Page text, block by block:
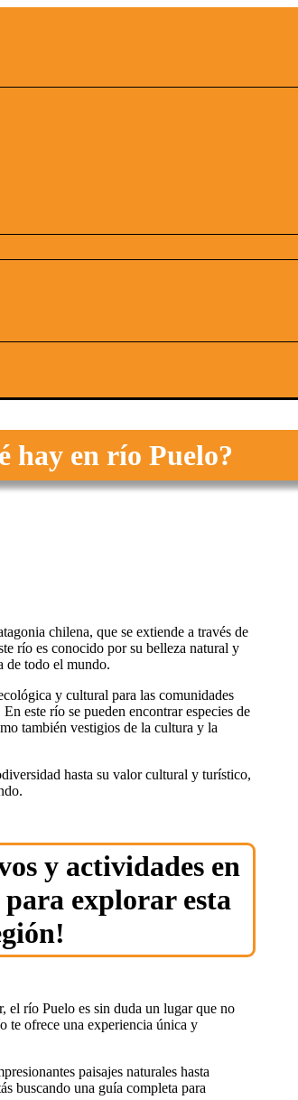
hay en río Puelo?
chilena, que se extiende a través de
río es conocido por su belleza natural y
de todo el mundo.
y cultural para las comunidades
este río se pueden encontrar especies de
también vestigios de la cultura y la
hasta su valor cultural y turístico,
y actividades en
explorar esta
el río Puelo es sin duda un lugar que no
te ofrece una experiencia única y
paisajes naturales hasta
buscando una guía completa para